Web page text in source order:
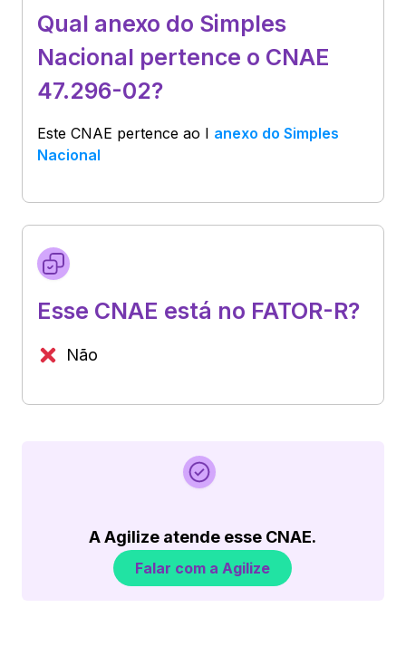
Qual anexo do Simples
Nacional pertence o CNAE
47.296-02?
Este CNAE pertence ao I anexo do Simples
Nacional
Esse CNAE está no FATOR-R?
Não
A Agilize atende esse CNAE.
Falar com a Agilize